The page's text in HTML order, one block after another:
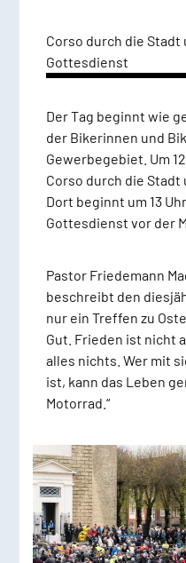
Corso durch die Stadt
Gottesdienst
Der Tag beginnt wie
der Bikerinnen und
Gewerbegebiet. Um
Corso durch die Stadt
Dort beginnt um 13
Gottesdienst vor der
Pastor Friedemann
beschreibt den
nur ein Treffen zu
Gut. Frieden ist nicht
alles nichts. Wer mit
ist, kann das Leben
Motorrad.“